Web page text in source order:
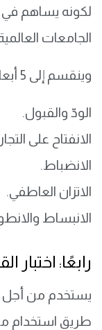
لكونه يساهم
الجامعات
وينقسم إلى 5 أبعاد رئيسية وهي على النحو الآتي:
الودّ والقبول.
الانفتاح على
الانضباط.
الاتزان العاطفي.
الانبساط
رابعًا: اختبار
يستخدم من أجل
طريق استخدام